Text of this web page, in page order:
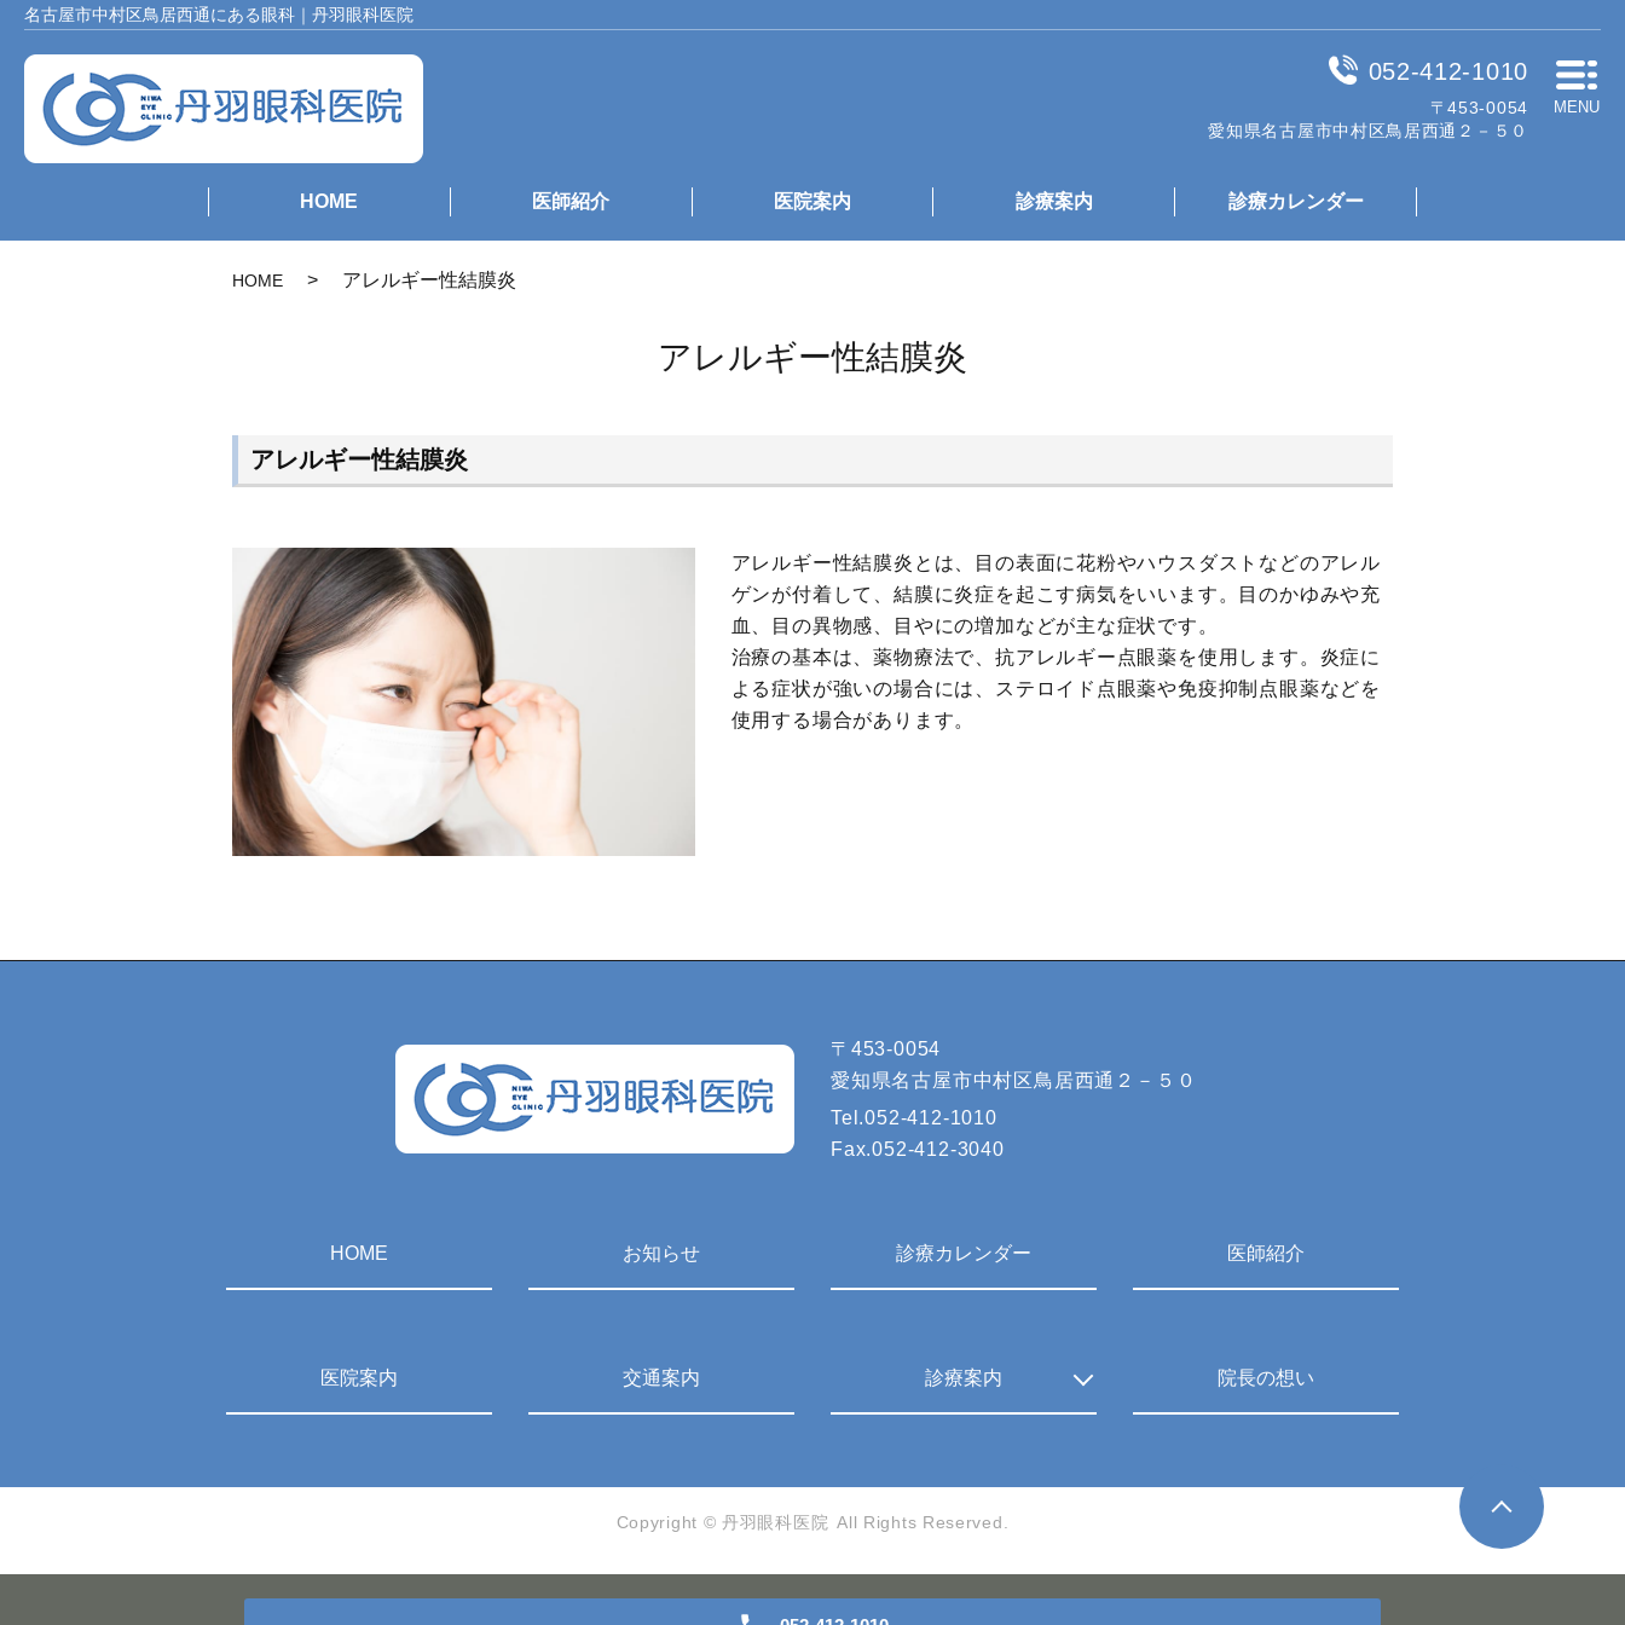
名古屋市中村区鳥居西通にある眼科｜丹羽眼科医院
052-412-1010
〒453-0054
愛知県名古屋市中村区鳥居西通２－５０
MENU
HOME 医師紹介 医院案内 診療案内 診療カレンダー
HOME アレルギー性結膜炎
アレルギー性結膜炎
アレルギー性結膜炎
アレルギー性結膜炎とは、目の表面に花粉やハウスダストなどのアレル
ゲンが付着して、結膜に炎症を起こす病気をいいます。目のかゆみや充
血、目の異物感、目やにの増加などが主な症状です。
治療の基本は、薬物療法で、抗アレルギー点眼薬を使用します。炎症に
よる症状が強いの場合には、ステロイド点眼薬や免疫抑制点眼薬などを
使用する場合があります。
〒453-0054
愛知県名古屋市中村区鳥居西通２－５０
Tel.052-412-1010
Fax.052-412-3040
HOME お知らせ 診療カレンダー 医師紹介
医院案内 交通案内 診療案内 院長の想い
Copyright ©丹羽眼科医院 All Rights Reserved.